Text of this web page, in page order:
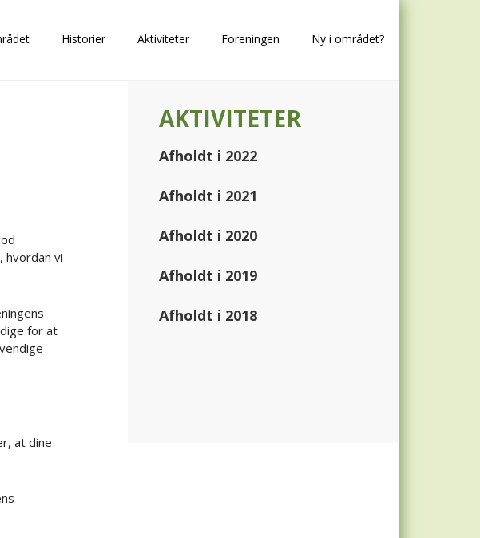
Historier Aktiviteter Foreningen Ny i området?
hvordan vi
for at
–
at dine
Sidebar
AKTIVITETER
Afholdt i 2022
Afholdt i 2021
Afholdt i 2020
Afholdt i 2019
Afholdt i 2018